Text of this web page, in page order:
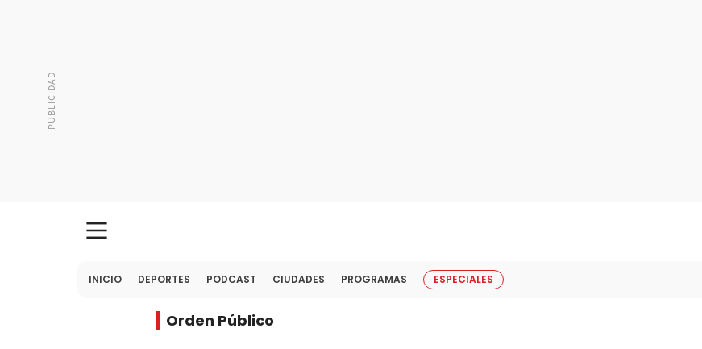
INICIO DEPORTES PODCAST CIUDADES PROGRAMAS ESPECIALES
Orden Público